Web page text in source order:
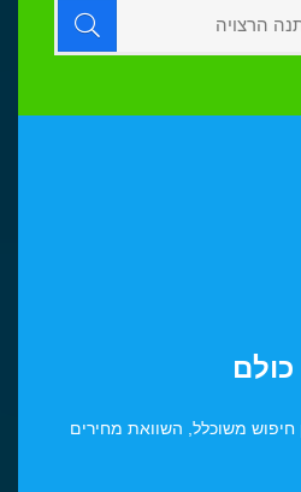
חיפוש משוכלל, השוואת מחירים